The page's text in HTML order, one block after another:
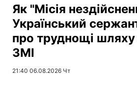
Як "Місія
Український
про труднощі шляху
ЗМІ
21:40 06.08.2026 Чт